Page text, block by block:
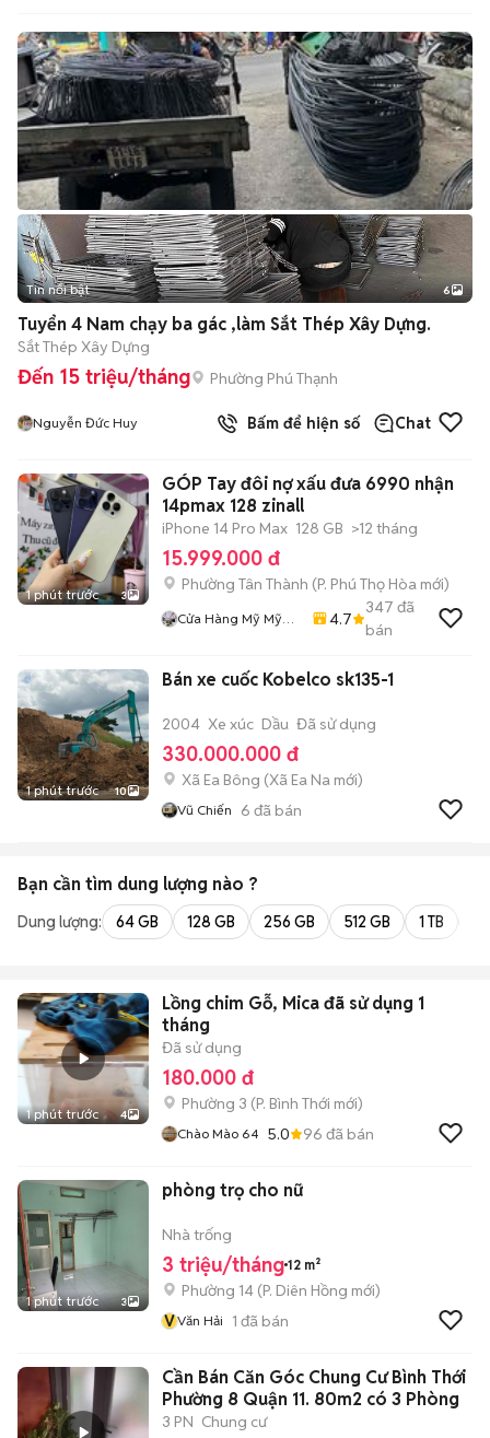
+2
Tin nổi bật 6
Tuyển 4 Nam chạy ba gác ,làm Sắt Thép Xây Dựng.
Sắt Thép Xây Dựng
Đến 15 triệu/tháng Phường Phú Thạnh
Nguyễn Đức Huy Bấm để hiện số Chat
1 phút trước 3
GÓP Tay đôi nợ xấu đưa 6990 nhận
14pmax 128 zinall
iPhone 14 Pro Max 128 GB >12 tháng
15.999.000 đ
Phường Tân Thành (P. Phú Thọ Hòa mới)
Cửa Hàng Mỹ Mỹ
4.7
347 đã
bán
1 phút trước 10
Bán xe cuốc Kobelco sk135-1
2004 Xe xúc Dầu Đã sử dụng
330.000.000 đ
Xã Ea Bông (Xã Ea Na mới)
Vũ Chiến 6 đã bán
Bạn cần tìm dung lượng nào ?
Dung lượng: 64 GB 128 GB 256 GB 512 GB 1 TB
1 phút trước 4
Lồng chim Gỗ, Mica đã sử dụng 1
tháng
Đã sử dụng
180.000 đ
Phường 3 (P. Bình Thới mới)
Chào Mào 64 5.0 96 đã bán
1 phút trước 3
phòng trọ cho nữ
Nhà trống
3 triệu/tháng 12 m²
Phường 14 (P. Diên Hồng mới)
VVăn Hải 1 đã bán
Cần Bán Căn Góc Chung Cư Bình Thới
Phường 8 Quận 11. 80m2 có 3 Phòng
3 PN Chung cư